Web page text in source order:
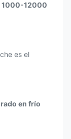
1000-12000
es el
en frío